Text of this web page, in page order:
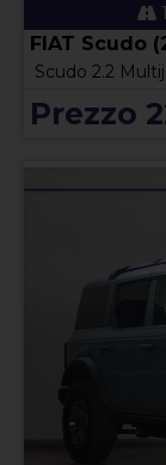
FIAT Scudo
Scudo 2.2
Prezzo